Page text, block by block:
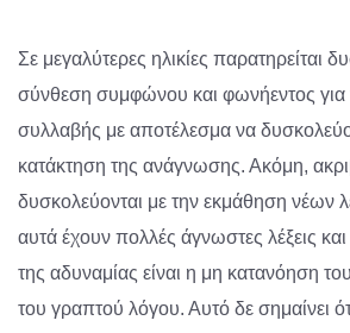
Σε μεγαλύτερες ηλικίες παρατηρείται
σύνθεση συμφώνου και φωνήεντος
συλλαβής με αποτέλεσμα να
κατάκτηση της ανάγνωσης. Ακόμη,
δυσκολεύονται με την εκμάθηση νέων
αυτά έχουν πολλές άγνωστες λέξεις
της αδυναμίας είναι η μη κατανόηση
του γραπτού λόγου. Αυτό δε σημαίνει